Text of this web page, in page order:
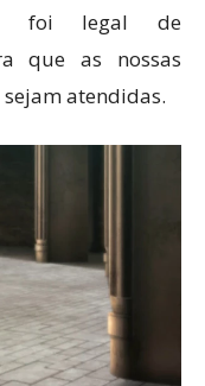
foi legal de
que as nossas
atendidas.